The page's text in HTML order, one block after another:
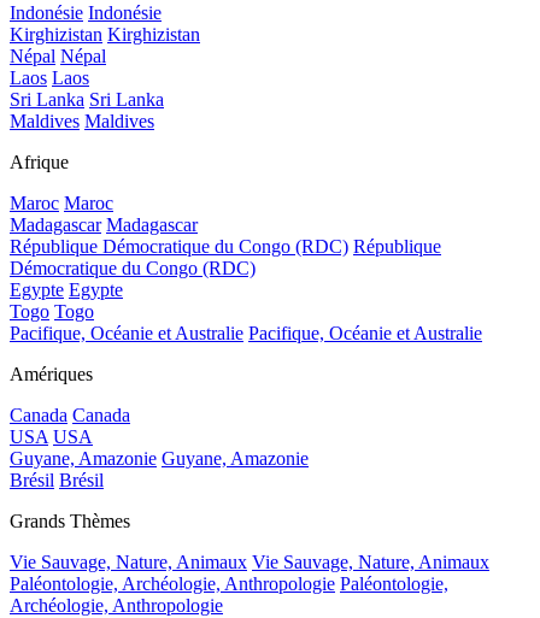
Indonésie Indonésie
Kirghizistan Kirghizistan
Népal Népal
Laos Laos
Sri Lanka Sri Lanka
Maldives Maldives
Afrique
Maroc Maroc
Madagascar Madagascar
République Démocratique du Congo (RDC) République
Démocratique du Congo (RDC)
Egypte Egypte
Togo Togo
Pacifique, Océanie et Australie Pacifique, Océanie et Australie
Amériques
Canada Canada
USA USA
Guyane, Amazonie Guyane, Amazonie
Brésil Brésil
Grands Thèmes
Vie Sauvage, Nature, Animaux Vie Sauvage, Nature, Animaux
Paléontologie, Archéologie, Anthropologie Paléontologie,
Archéologie, Anthropologie